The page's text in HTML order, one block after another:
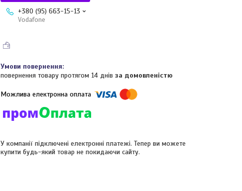
+380 (95) 663-15-13
Vodafone
повернення товару протягом 14 днів за домовленістю
У компанії підключені електронні платежі. Тепер ви можете
купити будь-який товар не покидаючи сайту.